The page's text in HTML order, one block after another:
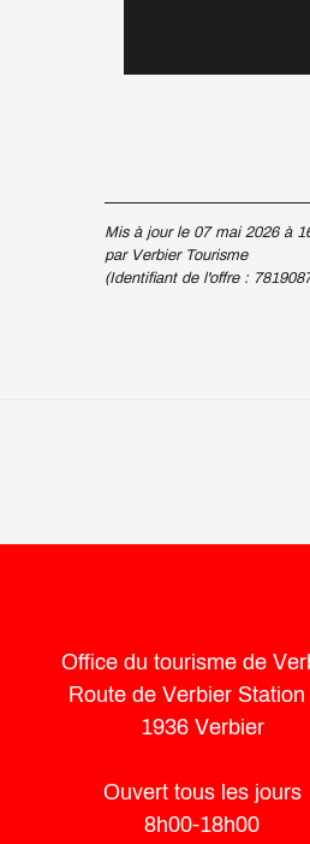
Mis à jour le 07 mai 2026 à
par Verbier Tourisme
(Identifiant de l'offre :
Office du tourisme de
Route de Verbier Station
1936 Verbier
Ouvert tous les jours
8h00-18h00